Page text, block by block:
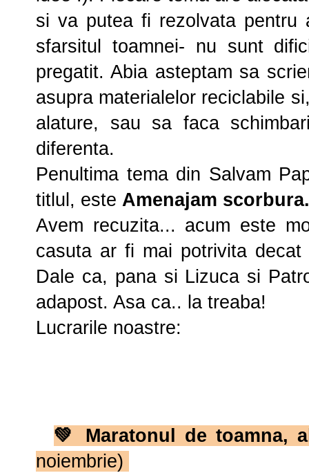
si va putea fi rezolvata
sfarsitul toamnei- nu sunt
pregatit. Abia asteptam sa
asupra materialelor reciclabile
alature, sau sa faca
diferenta.
Penultima tema din Salvam
titlul, este Amenajam scorbura.
Avem recuzita... acum este
casuta ar fi mai potrivita
Dale ca, pana si Lizuca si
adapost. Asa ca.. la treaba!
Lucrarile noastre:
💚 Maratonul de toamna,
noiembrie)